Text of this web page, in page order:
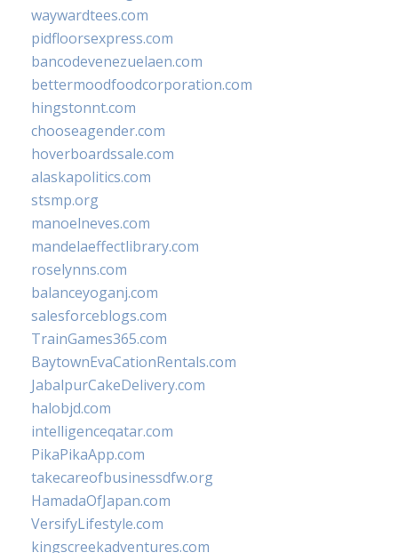
waywardtees.com
pidfloorsexpress.com
bancodevenezuelaen.com
bettermoodfoodcorporation.com
hingstonnt.com
chooseagender.com
hoverboardssale.com
alaskapolitics.com
stsmp.org
manoelneves.com
mandelaeffectlibrary.com
roselynns.com
balanceyoganj.com
salesforceblogs.com
TrainGames365.com
BaytownEvaCationRentals.com
JabalpurCakeDelivery.com
halobjd.com
intelligenceqatar.com
PikaPikaApp.com
takecareofbusinessdfw.org
HamadaOfJapan.com
VersifyLifestyle.com
kingscreekadventures.com